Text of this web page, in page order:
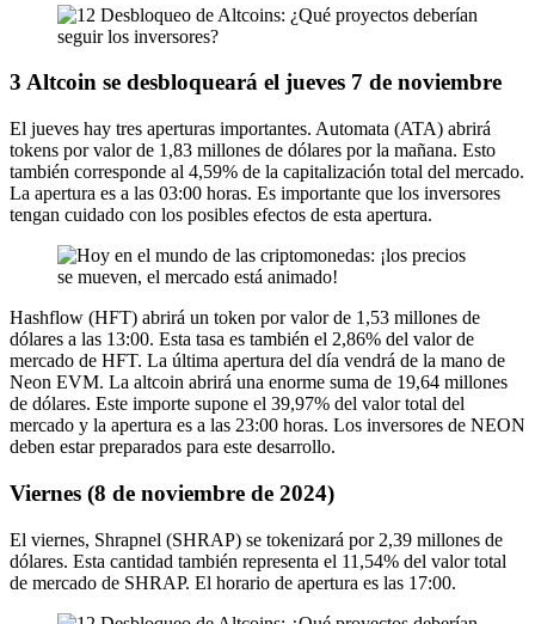
3 Altcoin se desbloqueará el jueves 7 de noviembre
El jueves hay tres aperturas importantes. Automata (ATA) abrirá
tokens por valor de 1,83 millones de dólares por la mañana. Esto
también corresponde al 4,59% de la capitalización total del mercado.
La apertura es a las 03:00 horas. Es importante que los inversores
tengan cuidado con los posibles efectos de esta apertura.
Hashflow (HFT) abrirá un token por valor de 1,53 millones de
dólares a las 13:00. Esta tasa es también el 2,86% del valor de
mercado de HFT. La última apertura del día vendrá de la mano de
Neon EVM. La altcoin abrirá una enorme suma de 19,64 millones
de dólares. Este importe supone el 39,97% del valor total del
mercado y la apertura es a las 23:00 horas. Los inversores de NEON
deben estar preparados para este desarrollo.
Viernes (8 de noviembre de 2024)
El viernes, Shrapnel (SHRAP) se tokenizará por 2,39 millones de
dólares. Esta cantidad también representa el 11,54% del valor total
de mercado de SHRAP. El horario de apertura es las 17:00.